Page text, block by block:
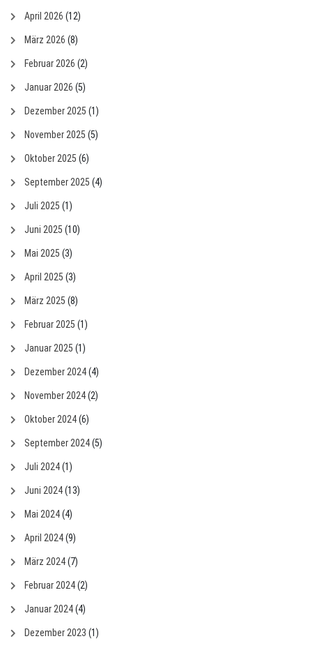
April 2026 (12)
März 2026 (8)
Februar 2026 (2)
Januar 2026 (5)
Dezember 2025 (1)
November 2025 (5)
Oktober 2025 (6)
September 2025 (4)
Juli 2025 (1)
Juni 2025 (10)
Mai 2025 (3)
April 2025 (3)
März 2025 (8)
Februar 2025 (1)
Januar 2025 (1)
Dezember 2024(4)
November 2024(2)
Oktober 2024(6)
September 2024(5)
Juli 2024(1)
Juni 2024(13)
Mai 2024(4)
April 2024(9)
März 2024(7)
Februar 2024(2)
Januar 2024(4)
Dezember 2023 (1)